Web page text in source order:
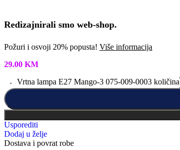
Redizajnirali smo web-shop.
Požuri i osvoji 20% popusta! Više informacija
29.00 KM
Vrtna lampa E27 Mango-3 075-009-0003 količina
Usporediti
Dodaj u želje
Dostava i povrat robe